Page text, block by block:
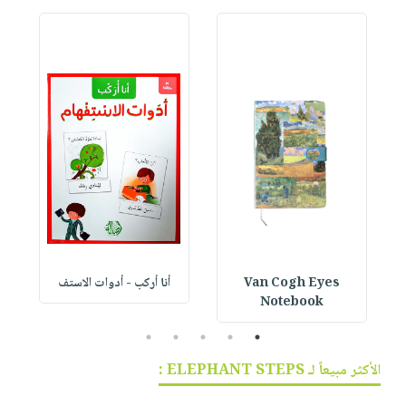
Van Cogh Eyes
Notebook
أنا أركب - أدوات الاستف
1
2
3
4
5
الأكثر مبيعاً لـ ELEPHANT STEPS :